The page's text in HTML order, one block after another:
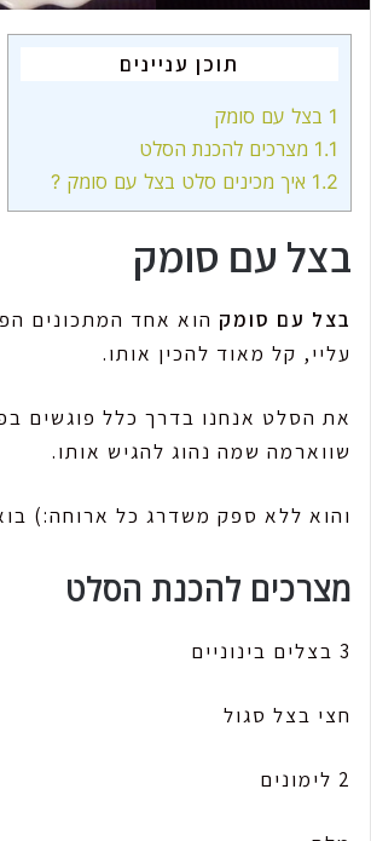
תוכן עניינים
1 בצל עם סומק
1.1 מצרכים להכנת הסלט
1.2 איך מכינים סלט בצל עם סומק ?
בצל עם סומק
בצל עם סומק הוא אחד המתכונים
עליי, קל מאוד להכין אותו.
את הסלט אנחנו בדרך כלל פוגשים
שווארמה שמה נהוג להגיש אותו.
והוא ללא ספק משדרג כל ארוחה:)
מצרכים להכנת הסלט
3 בצלים בינוניים
חצי בצל סגול
2 לימונים